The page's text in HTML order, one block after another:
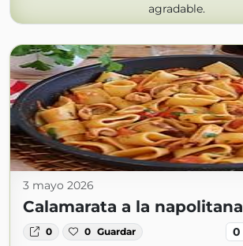
agradable.
3 mayo 2026
Calamarata a la napolitana
0 0 Guardar 0